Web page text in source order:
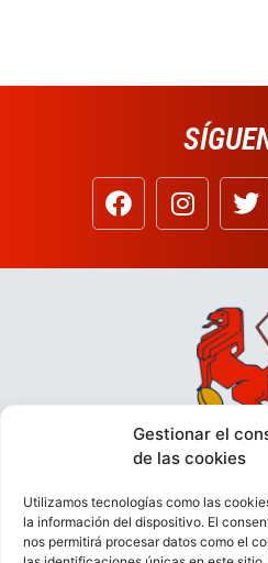
Gestionar el
de las cookies
Utilizamos tecnologías como las
la información del dispositivo. El
nos permitirá procesar datos como el